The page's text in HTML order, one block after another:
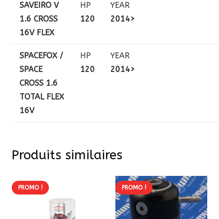
SAVEIRO V
1.6 CROSS
16V FLEX
HP
120
YEAR
2014>
SPACEFOX /
SPACE
CROSS 1.6
TOTAL FLEX
16V
HP
120
YEAR
2014>
Produits similaires
PROMO ! PROMO !